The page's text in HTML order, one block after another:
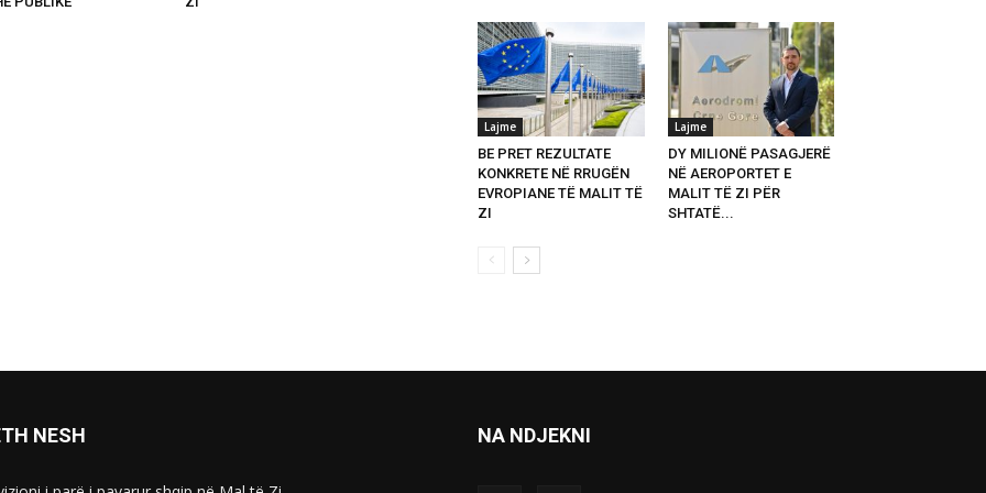
Lajme
BE PRET REZULTATE
KONKRETE NË RRUGËN
EVROPIANE TË MALIT TË
ZI
Lajme
DY MILIONË PASAGJERË
NË AEROPORTET E
MALIT TË ZI PËR
SHTATË...
NESH NA NDJEKNI